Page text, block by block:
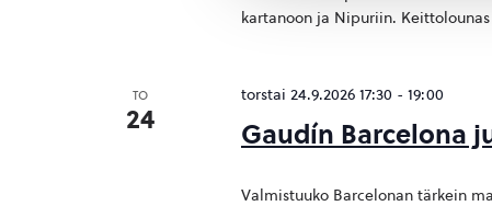
kartanoon ja Nipuriin.
TO
24 Gaudín Barcelona
torstai 24.9.2026 17:30- 19:00
Valmistuuko Barcelonan tärkein